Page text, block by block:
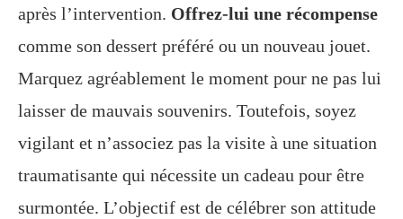
après l’intervention. Offrez-lui une récompense
comme son dessert préféré ou un nouveau jouet.
Marquez agréablement le moment pour ne pas lui
laisser de mauvais souvenirs. Toutefois, soyez
vigilant et n’associez pas la visite à une situation
traumatisante qui nécessite un cadeau pour être
surmontée. L’objectif est de célébrer son attitude